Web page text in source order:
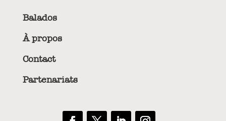
Balados
À propos
Contact
Partenariats